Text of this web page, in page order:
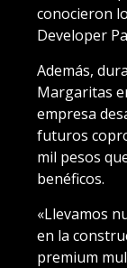
conocieron
Developer
Además,
Margaritas
empresa
futuros
mil pesos
benéficos.
«Llevamos
en la
premium